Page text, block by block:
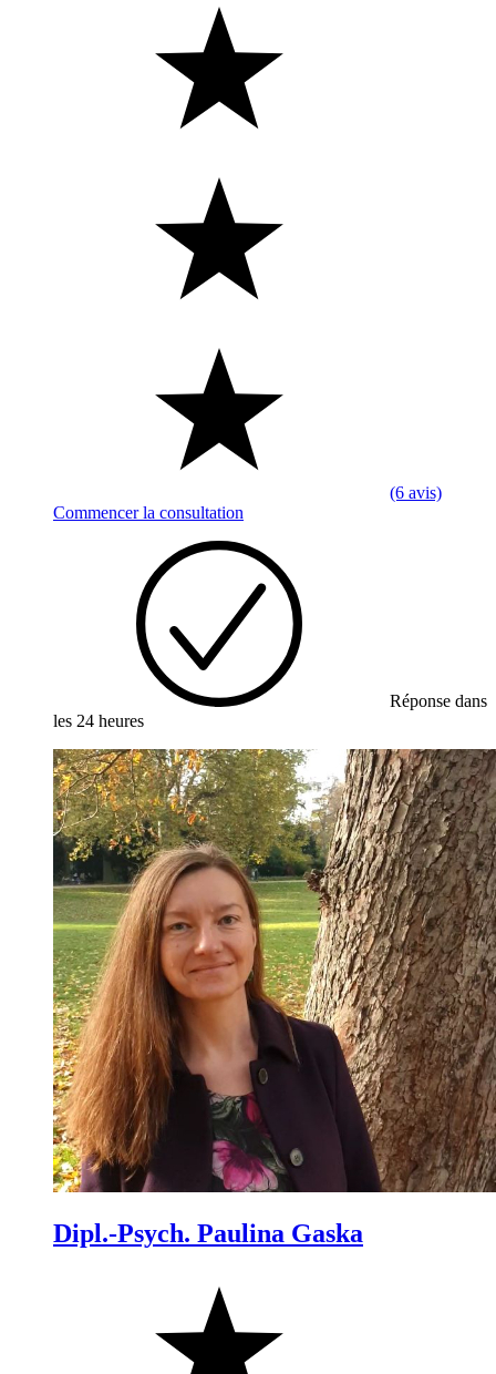
(6 avis)
Commencer la consultation
Réponse dans
les 24 heures
Dipl.-Psych. Paulina Gaska